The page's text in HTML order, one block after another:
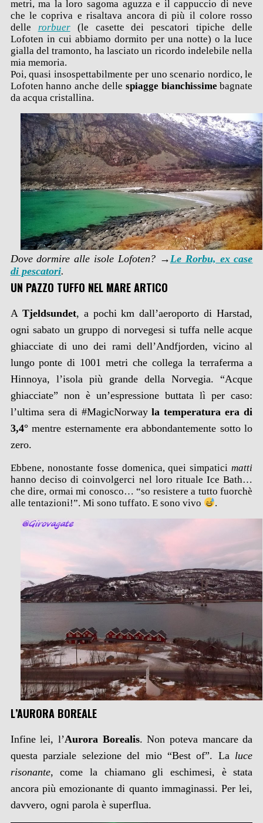
metri, ma la loro sagoma aguzza e il cappuccio di neve
che le copriva e risaltava ancora di più il colore rosso
delle rorbuer(le casette dei pescatori tipiche delle
Lofoten in cui abbiamo dormito per una notte) o la luce
gialla del tramonto, ha lasciato un ricordo indelebile nella
mia memoria.
Poi, quasi insospettabilmente per uno scenario nordico, le
Lofoten hanno anche delle spiagge bianchissimebagnate
da acqua cristallina.
Dove dormire alle isole Lofoten? →Le Rorbu, ex case
di pescatori.
UN PAZZO TUFFO NEL MARE ARTICO
A Tjeldsundet, a pochi km dall’aeroporto di Harstad,
ogni sabato un gruppo di norvegesi si tuffa nelle acque
ghiacciate di uno dei rami dell’Andfjorden, vicino al
lungo ponte di 1001 metri che collega la terraferma a
Hinnoya, l’isola più grande della Norvegia. “Acque
ghiacciate” non è un’espressione buttata lì per caso:
l’ultima sera di #MagicNorwayla temperatura era di
3,4°mentre esternamente era abbondantemente sotto lo
zero.
Ebbene, nonostante fosse domenica, quei simpaticimatti
hanno deciso di coinvolgerci nel loro rituale Ice Bath…
che dire, ormai mi conosco… “so resistere a tutto fuorchè
alle tentazioni!”. Mi sono tuffato. E sono vivo
.
L’AURORA BOREALE
Infine lei, l’Aurora Borealis. Non poteva mancare da
questa parziale selezione del mio “Best of”. La luce
risonante, come la chiamano gli eschimesi, è stata
ancora più emozionante di quanto immaginassi. Per lei,
davvero, ogni parola è superflua.